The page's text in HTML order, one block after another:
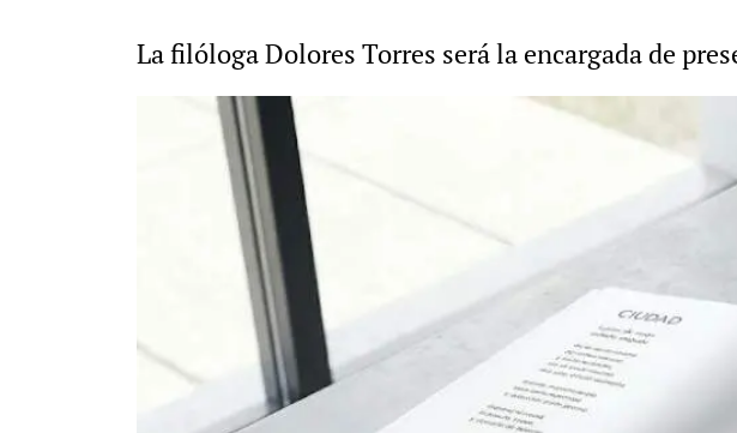
La filóloga Dolores Torres será la encargada de